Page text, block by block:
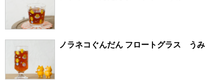
ノラネコぐんだん フロートグラス うみ